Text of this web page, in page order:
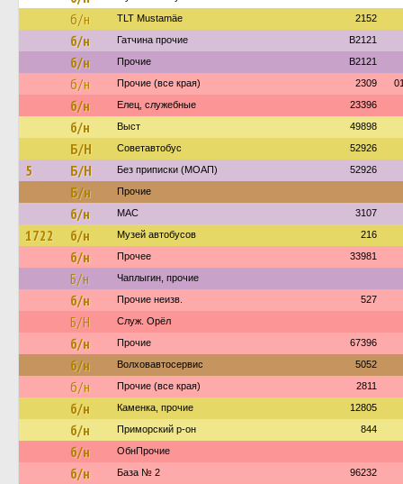
б/н TLT Mustamäe 2152
б/н Гатчина прочие B2121
б/н Прочие B2121
б/н Прочие (все края) 2309
б/н Елец, служебные 23396
б/н Выст 49898
Б/Н Советавтобус 52926
5 Б/Н Без приписки (МОАП) 52926
Б/н Прочие
б/н МАС 3107
1722 б/н Музей автобусов 216
б/н Прочее 33981
Б/н Чаплыгин, прочие
б/н Прочие неизв. 527
Б/Н Служ. Орёл
б/н Прочие 67396
б/н Волховавтосервис 5052
б/н Прочие (все края) 2811
б/н Каменка, прочие 12805
б/н Приморский р-он 844
б/н ОбнПрочие
б/н База № 2 96232